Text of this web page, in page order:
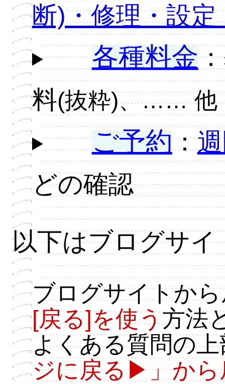
断)・修理・設定
各種料金
料(抜粋)、…… 他
ご予約：
どの確認
以下はブログサ
ブログサイトか
[戻る]を使う方法
よくある質問の
ジに戻る▶」から